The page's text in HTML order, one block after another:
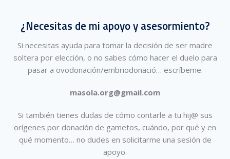
¿Necesitas de mi apoyo y asesormiento?
Si necesitas ayuda para tomar la decisión de ser madre
soltera por elección, o no sabes cómo hacer el duelo para
pasar a ovodonación/embriodonació… escríbeme.
masola.org@gmail.com
Si también tienes dudas de cómo contarle a tu hij@ sus
orígenes por donación de gametos, cuándo, por qué y en
qué momento… no dudes en solicitarme una sesión de
apoyo.